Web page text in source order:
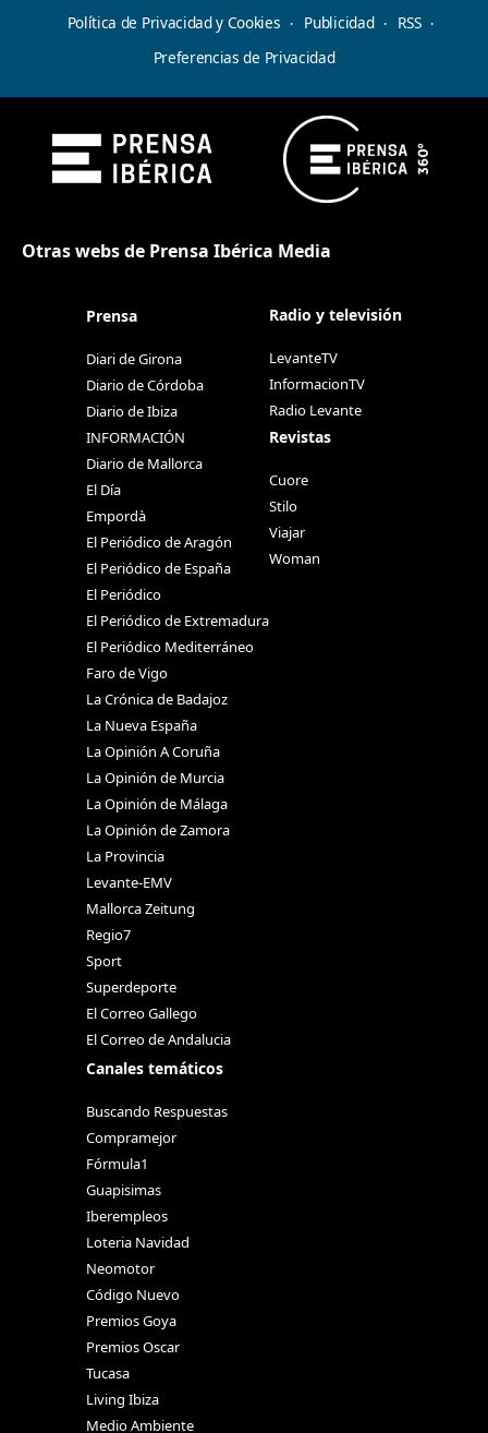
Política de Privacidad y Cookies
Publicidad
RSS
Preferencias de Privacidad
Otras webs de Prensa Ibérica Media
Prensa
Diari de Girona
Diario de Córdoba
Diario de Ibiza
INFORMACIÓN
Diario de Mallorca
El Día
Empordà
El Periódico de Aragón
El Periódico de España
El Periódico
El Periódico de Extremadura
El Periódico Mediterráneo
Faro de Vigo
La Crónica de Badajoz
La Nueva España
La Opinión A Coruña
La Opinión de Murcia
La Opinión de Málaga
La Opinión de Zamora
La Provincia
Levante-EMV
Mallorca Zeitung
Regio7
Sport
Superdeporte
El Correo Gallego
El Correo de Andalucia
Canales temáticos
Buscando Respuestas
Compramejor
Fórmula1
Guapisimas
Iberempleos
Loteria Navidad
Neomotor
Código Nuevo
Premios Goya
Premios Oscar
Tucasa
Living Ibiza
Medio Ambiente
Radio y televisión
LevanteTV
InformacionTV
Radio Levante
Revistas
Cuore
Stilo
Viajar
Woman